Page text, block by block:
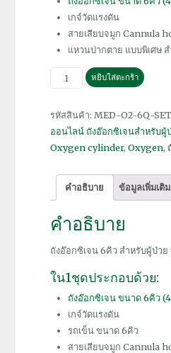
เกจ์วัดแรงดัน
สายเสียบจมูก Cannula
แหวนปากตาย แบบพิเศษ
จำนวน
เจน
6คิว
สำหรับ
ป่วย
ชุด
(ไม่มี
เข็น)
ชิ้น
หยิบใส่ตะกร้า
รหัสสินค้า: MED-O2-6Q-
ออนไลน์ ถังอ๊อกซิเจนสำหรับผู้
Oxygen cylinder, Oxygen,
คำอธิบาย ข้อมูลเพิ่มเติม
คำอธิบาย
ถังอ๊อกซิเจน 6คิว สำหรับผู้ป่ว
ใน1ชุดประกอบด้วย:
ถังอ๊อกซิเจน ขนาด 6คิว
เกจ์วัดแรงดัน
รถเข็น ขนาด 6คิว
สายเสียบจมูก Cannula